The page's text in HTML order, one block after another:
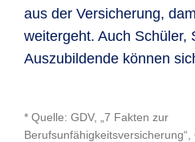
aus der Versicherung,
weitergeht. Auch Schüler,
Auszubildende können
* Quelle: GDV, „7 Fakten zur